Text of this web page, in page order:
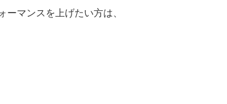
マンスを上げたい方は、